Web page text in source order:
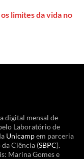
limites da vida no
digital mensal de
Laboratório de
Unicampem parceria
Ciência (SBPC).
Marina Gomes e